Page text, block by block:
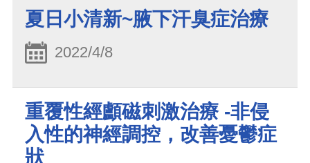
夏日小清新~腋下汗臭症治療
2022/4/8
重覆性經顱磁刺激治療 -非侵
入性的神經調控，改善憂鬱症
狀